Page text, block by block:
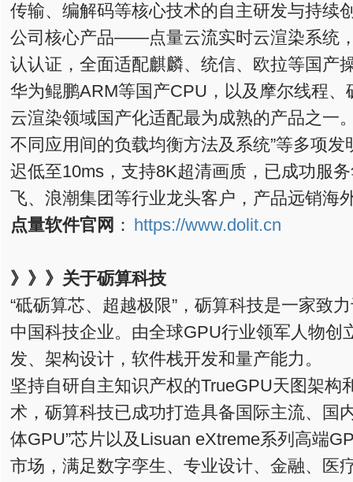
传输、编解码等核心技术的自主研发与持续
公司核心产品——点量云流实时云渲染系统
认认证，全面适配麒麟、统信、欧拉等国产
华为鲲鹏ARM等国产CPU，以及摩尔线程
云渲染领域国产化适配最为成熟的产品之一
不同应用间的负载均衡方法及系统”等多项
迟低至10ms，支持8K超清画质，已成功服
飞、浪潮集团等行业龙头客户，产品远销海
点量软件官网 ： https://www.dolit.cn
》》》 关于砺算科技
“砥砺算芯、超越极限”，砺算科技是一家致
中国科技企业。由全球GPU行业领军人物创
发、架构设计，软件栈开发和量产能力。
坚持自研自主知识产权的TrueGPU天图架构
术，砺算科技已成功打造具备国际主流、国
体GPU”芯片以及Lisuan eXtreme系列高端
市场，满足数字孪生、专业设计、金融、医